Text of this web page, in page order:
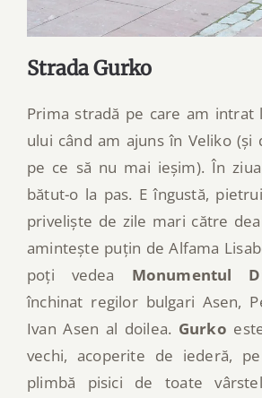
Strada Gurko
Prima stradă pe care am intrat
ului când am ajuns în Veliko (și
pe ce să nu mai ieșim). În
bătut-o la pas. E îngustă,
priveliște de zile mari către
amintește puțin de Alfama
poți vedea Monumentul
închinat regilor bulgari Asen,
Ivan Asen al doilea. Gurko
vechi, acoperite de iederă,
plimbă pisici de toate